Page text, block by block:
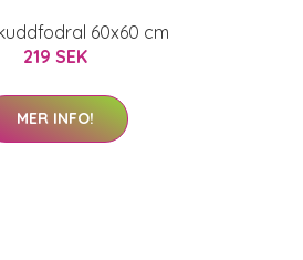
60x60 cm
219 SEK
MER INFO!